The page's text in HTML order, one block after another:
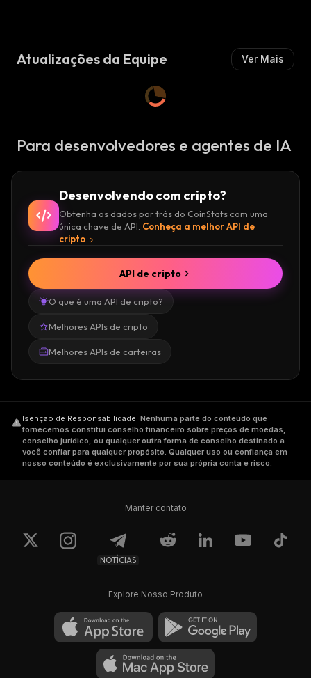
Atualizações da Equipe Ver Mais
Para desenvolvedores e agentes de IA
Desenvolvendo com cripto?
Obtenha os dados por trás do CoinStats com uma
única chave de API. Conheça a melhor API de
cripto
O que é uma API de cripto?
Melhores APIs de cripto
Melhores APIs de carteiras
API de cripto
Isenção de Responsabilidade. Nenhuma parte do conteúdo que
fornecemos constitui conselho financeiro sobre preços de moedas,
conselho jurídico, ou qualquer outra forma de conselho destinado a
você confiar para qualquer propósito. Qualquer uso ou confiança em
nosso conteúdo é exclusivamente por sua própria conta e risco.
Manter contato
NOTÍCIAS
Explore Nosso Produto